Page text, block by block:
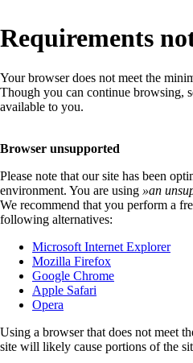
Requirements
Your browser does not meet the
Though you can continue browsing,
available to you.
Browser unsupported
Please note that our site has been
environment. You are using »an
We recommend that you perform a
following alternatives:
Microsoft Internet Explorer
Mozilla Firefox
Google Chrome
Apple Safari
Opera
Using a browser that does not meet
site will likely cause portions of the